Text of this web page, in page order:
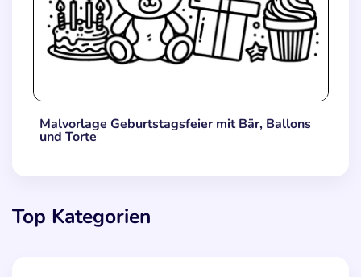
Malvorlage Geburtstagsfeier mit Bär, Ballons
und Torte
Top Kategorien